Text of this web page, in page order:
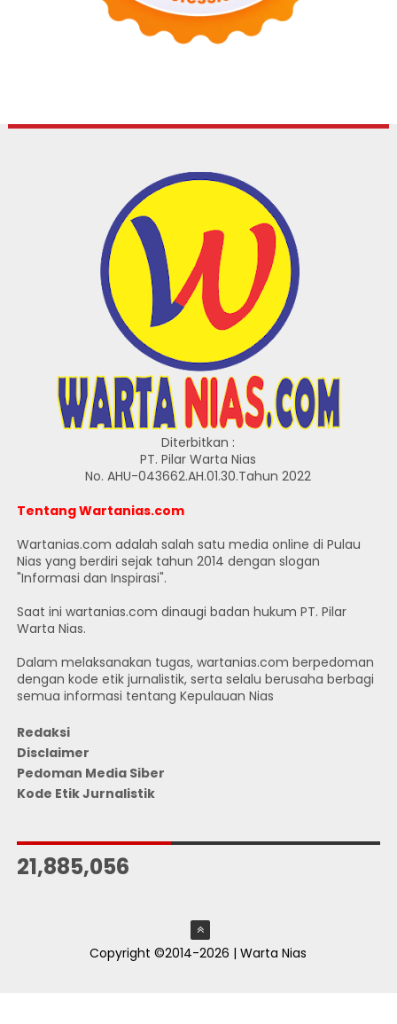
Diterbitkan :
PT. Pilar Warta Nias
No. AHU-043662.AH.01.30.Tahun 2022
Tentang Wartanias.com
Wartanias.com adalah salah satu media online di Pulau
Nias yang berdiri sejak tahun 2014 dengan slogan
"Informasi dan Inspirasi".
Saat ini wartanias.com dinaugi badan hukum PT. Pilar
Warta Nias.
Dalam melaksanakan tugas, wartanias.com berpedoman
dengan kode etik jurnalistik, serta selalu berusaha berbagi
semua informasi tentang Kepulauan Nias
Redaksi
Disclaimer
Pedoman Media Siber
Kode Etik Jurnalistik
21,885,056
Copyright ©2014-2026 | Warta Nias